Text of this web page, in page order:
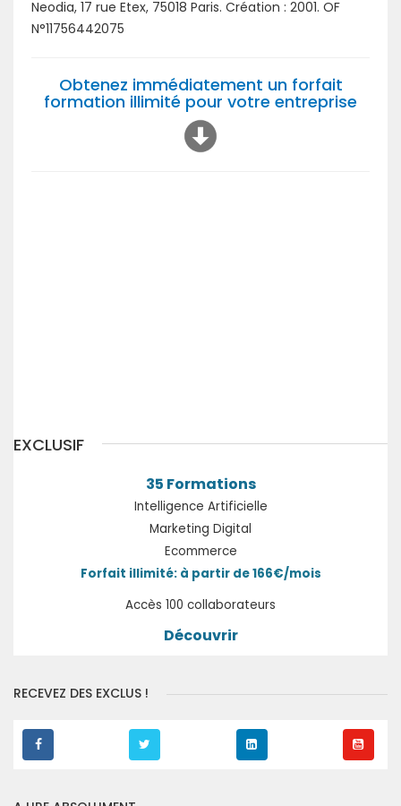
Neodia, 17 rue Etex, 75018 Paris. Création : 2001. OF
N°11756442075
Obtenez immédiatement un forfait
formation illimité pour votre entreprise
EXCLUSIF
35 Formations
Intelligence Artificielle
Marketing Digital
Ecommerce
Forfait illimité: à partir de 166€/mois
Accès 100 collaborateurs
Découvrir
RECEVEZ DES EXCLUS !